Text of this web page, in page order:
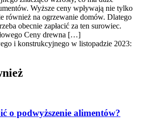
Wyższe ceny wpływają nie tylko
również na ogrzewanie domów. Dlatego
obecnie zapłacić za ten surowiec.
Ceny drewna […]
o podwyższenie alimentów?